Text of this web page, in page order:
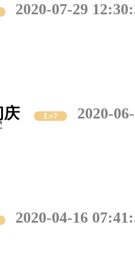
2020-07-29
庆 Lv7
2020-
2020-04-16